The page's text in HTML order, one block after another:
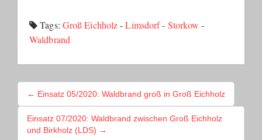
Tags: Groß Eichholz-Limsdorf- Storkow -
Waldbrand
BEITRAGSNAVIGATION
← Einsatz 05/2020: Waldbrand groß in Groß Eichholz
Einsatz 07/2020: Waldbrand zwischen Groß Eichholz
und Birkholz (LDS) →